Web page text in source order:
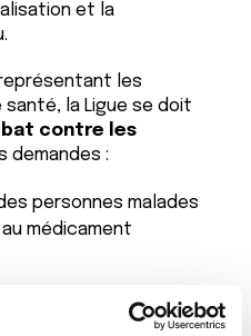
et la
les
la Ligue se doit
contre les
:
personnes malades
médicament